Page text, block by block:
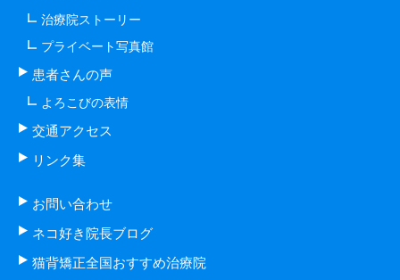
治療院ストーリー
プライベート写真館
患者さんの声
よろこびの表情
交通アクセス
リンク集
お問い合わせ
ネコ好き院長ブログ
猫背矯正全国おすすめ治療院